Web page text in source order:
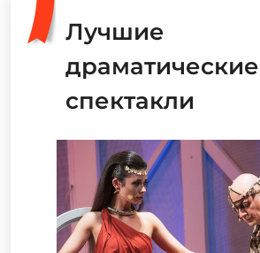
Лучшие
драматические
спектакли